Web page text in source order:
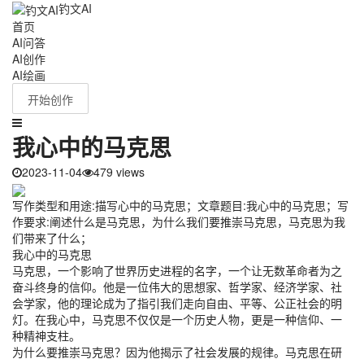
钓文AI
首页
AI问答
AI创作
AI绘画
开始创作
我心中的马克思
2023-11-04 479 views
写作类型和用途:描写心中的马克思；文章题目:我心中的马克思；写
作要求:阐述什么是马克思，为什么我们要推崇马克思，马克思为我
们带来了什么；
我心中的马克思
马克思，一个影响了世界历史进程的名字，一个让无数革命者为之
奋斗终身的信仰。他是一位伟大的思想家、哲学家、经济学家、社
会学家，他的理论成为了指引我们走向自由、平等、公正社会的明
灯。在我心中，马克思不仅仅是一个历史人物，更是一种信仰、一
种精神支柱。
为什么要推崇马克思？因为他揭示了社会发展的规律。马克思在研